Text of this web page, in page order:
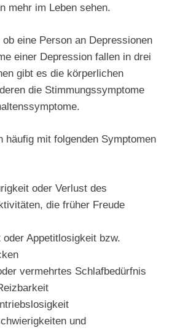
mehr im Leben sehen.
eine Person an Depressionen
einer Depression fallen in drei
gibt es die körperlichen
die Stimmungssymptome
häufig mit folgenden Symptomen
oder Verlust des
die früher Freude
Appetitlosigkeit bzw.
vermehrtes Schlafbedürfnis
und